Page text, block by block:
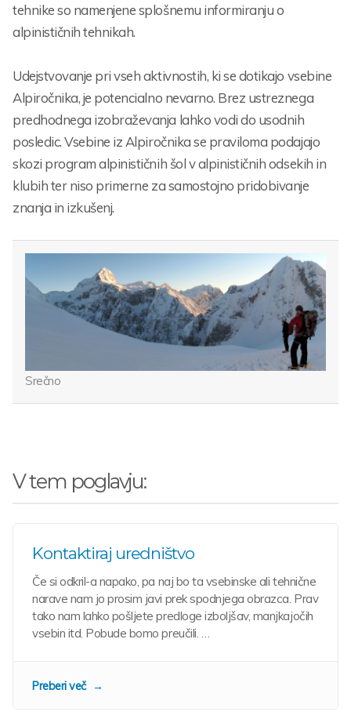
tehnike so namenjene splošnemu informiranju o
alpinističnih tehnikah.
Udejstvovanje pri vseh aktivnostih, ki se dotikajo vsebine
Alpiročnika, je potencialno nevarno. Brez ustreznega
predhodnega izobraževanja lahko vodi do usodnih
posledic. Vsebine iz Alpiročnika se praviloma podajajo
skozi program alpinističnih šol v alpinističnih odsekih in
klubih ter niso primerne za samostojno pridobivanje
znanja in izkušenj.
Srečno
V tem poglavju:
Kontaktiraj uredništvo
Če si odkril-a napako, pa naj bo ta vsebinske ali tehnične
narave nam jo prosim javi prek spodnjega obrazca. Prav
tako nam lahko pošljete predloge izboljšav, manjkajočih
vsebin itd. Pobude bomo preučili. …
Preberi več